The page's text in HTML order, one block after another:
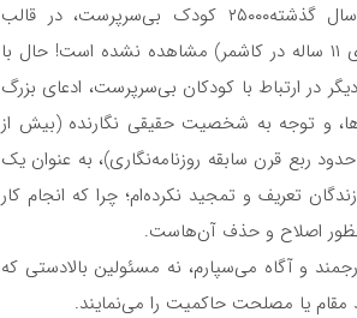
پیشتر از قول رئیس سازمان بهزیستی کشور اشاره شد که طی ده‌سال گذشته۲۵۰۰۰ کودک بی‌سرپرست، در قالب
فرزندخواندگی تحویل خانواده‌ها شده و تاکنون چنین موردی (قتل مهسای ۱۱ ساله در کاشمر) مشاهده نشده است! حال با
دکتر فیروزی در مورد نقش بهزیستی و بیش از ۱۰ نهاد دیگر در ارتباط با کودکان بی‌سرپرست، ادعای بزرگ
۲۵ هزار کودک به خانواده‌ها، و توجه به شخصیت حقیقی نگارنده (بیش از
ربع قرن سابقه روزنامه‌نگاری)، به عنوان یک
تعریف و تمجید نکرده‌ام؛ چرا که انجام کار
اصلاح و حذف آن‌هاست.
و آگاه می‌سپارم، نه مسئولین بالادستی که
یا مصلحت حاکمیت را می‌نمایند.